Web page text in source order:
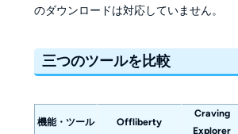
のダウンロードは対応していません。
三つのツールを比較
機能・ツール Offliberty
Craving
Explorer